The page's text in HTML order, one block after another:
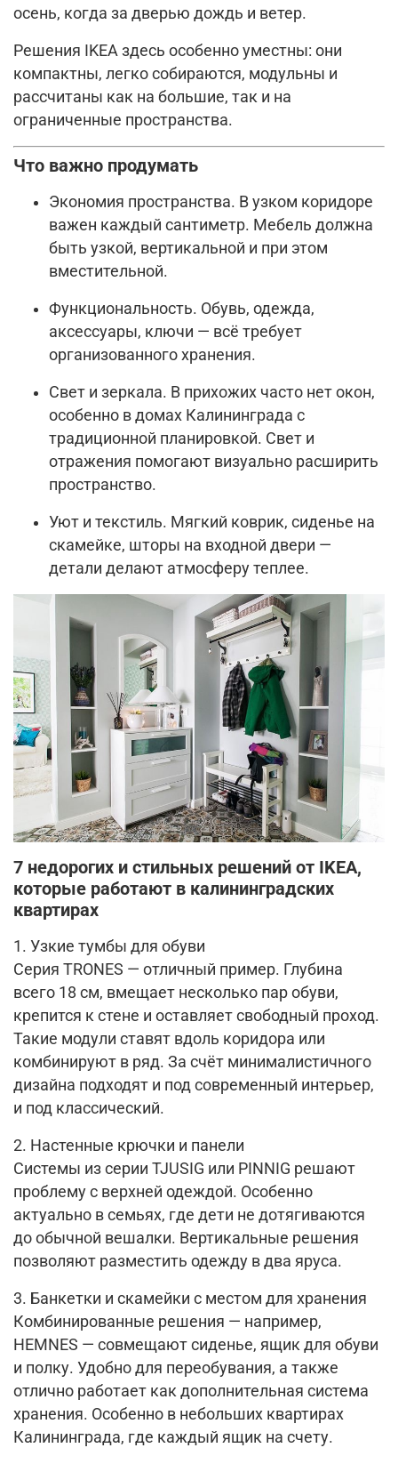
осень, когда за дверью дождь и ветер.
Решения IKEA здесь особенно уместны: они
компактны, легко собираются, модульны и
рассчитаны как на большие, так и на
ограниченные пространства.
Что важно продумать
Экономия пространства. В узком коридоре
важен каждый сантиметр. Мебель должна
быть узкой, вертикальной и при этом
вместительной.
Функциональность. Обувь, одежда,
аксессуары, ключи — всё требует
организованного хранения.
Свет и зеркала. В прихожих часто нет окон,
особенно в домах Калининграда с
традиционной планировкой. Свет и
отражения помогают визуально расширить
пространство.
Уют и текстиль. Мягкий коврик, сиденье на
скамейке, шторы на входной двери —
детали делают атмосферу теплее.
7 недорогих и стильных решений от IKEA,
которые работают в калининградских
квартирах
1. Узкие тумбы для обуви
Серия TRONES — отличный пример. Глубина
всего 18 см, вмещает несколько пар обуви,
крепится к стене и оставляет свободный проход.
Такие модули ставят вдоль коридора или
комбинируют в ряд. За счёт минималистичного
дизайна подходят и под современный интерьер,
и под классический.
2. Настенные крючки и панели
Системы из серии TJUSIG или PINNIG решают
проблему с верхней одеждой. Особенно
актуально в семьях, где дети не дотягиваются
до обычной вешалки. Вертикальные решения
позволяют разместить одежду в два яруса.
3. Банкетки и скамейки с местом для хранения
Комбинированные решения — например,
HEMNES — совмещают сиденье, ящик для обуви
и полку. Удобно для переобувания, а также
отлично работает как дополнительная система
хранения. Особенно в небольших квартирах
Калининграда, где каждый ящик на счету.